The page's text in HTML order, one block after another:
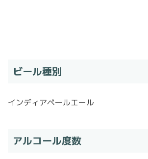
ビール種別
インディアペールエール
アルコール度数